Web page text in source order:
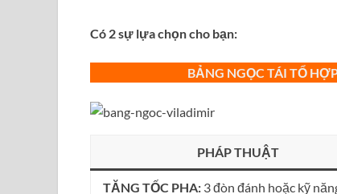
Có 2 sự lựa chọn cho bạn:
BẢNG NGỌC TÁI TỔ
PHÁP THUẬT
TĂNG TỐC PHA: 3 đòn đánh hoặc kỹ